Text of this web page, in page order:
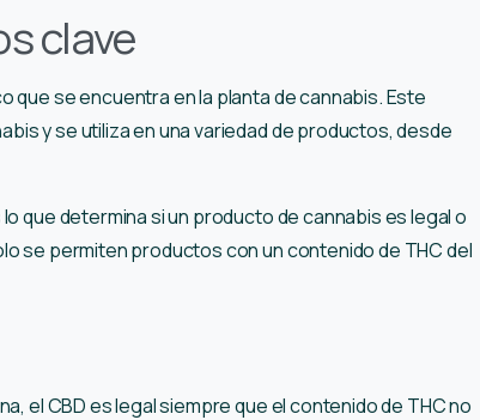
clave
que se encuentra en la planta de cannabis. Este
y se utiliza en una variedad de productos, desde
que determina si un producto de cannabis es legal o
se permiten productos con un contenido de THC del
el CBD es legal siempre que el contenido de THC no